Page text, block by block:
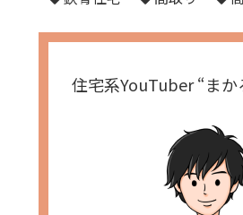
住宅系YouTuber “ま